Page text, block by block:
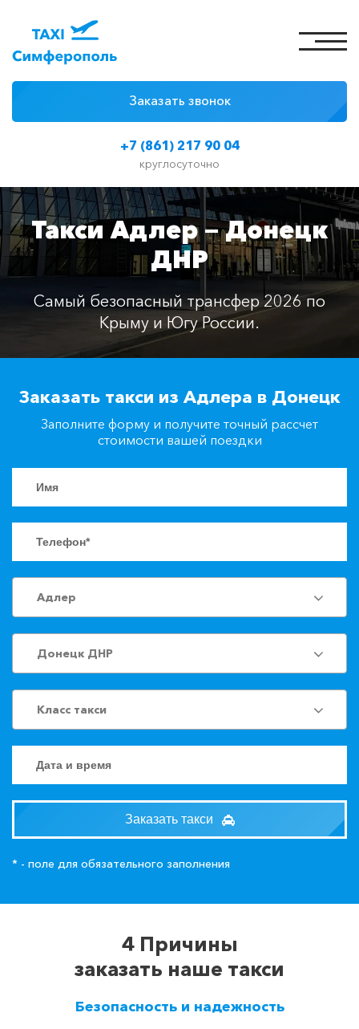
+7 (861) 217 90 04
круглосуточно
Заказать звонок
Цены на такси
Классы автомобилей
Отзывы
Контакты
Заказать такси
Такси Адлер — Донецк
ДНР
Самый безопасный трансфер 2026 по
Крыму и Югу России.
Заказать такси из Адлера в Донецк
Заполните форму и получите точный рассчет
стоимости вашей поездки
Адлер
Донецк ДНР
Класс такси
Заказать такси
* - поле для обязательного заполнения
4 Причины
заказать наше такси
Безопасность и надежность